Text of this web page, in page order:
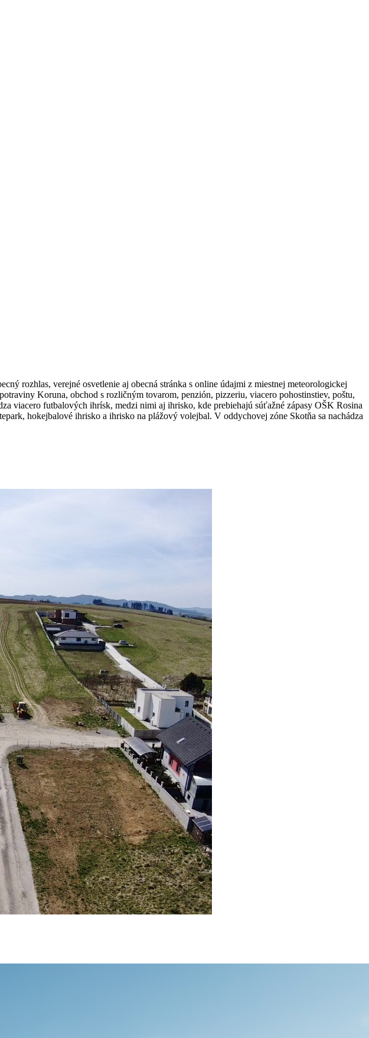
rozhlas, verejné osvetlenie aj obecná stránka s online údajmi z miestnej meteorologickej
Koruna, obchod s rozličným tovarom, penzión, pizzeriu, viacero pohostinstiev, poštu,
viacero futbalových ihrísk, medzi nimi aj ihrisko, kde prebiehajú súťažné zápasy OŠK Rosina
hokejbalové ihrisko a ihrisko na plážový volejbal. V oddychovej zóne Skotňa sa nachádza